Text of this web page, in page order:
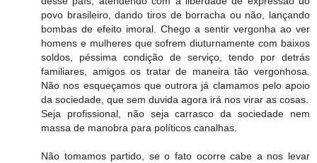
povo brasileiro, dando tiros de borracha ou não, lançando
bombas de efeito imoral. Chego a sentir vergonha ao ver
homens e mulheres que sofrem diuturnamente com baixos
soldos, péssima condição de serviço, tendo por detrás
familiares, amigos os tratar de maneira tão vergonhosa.
Não nos esqueçamos que outrora já clamamos pelo apoio
da sociedade, que sem duvida agora irá nos virar as cosas.
Seja profissional, não seja carrasco da sociedade nem
massa de manobra para políticos canalhas.
Não tomamos partido, se o fato ocorre cabe a nos levar